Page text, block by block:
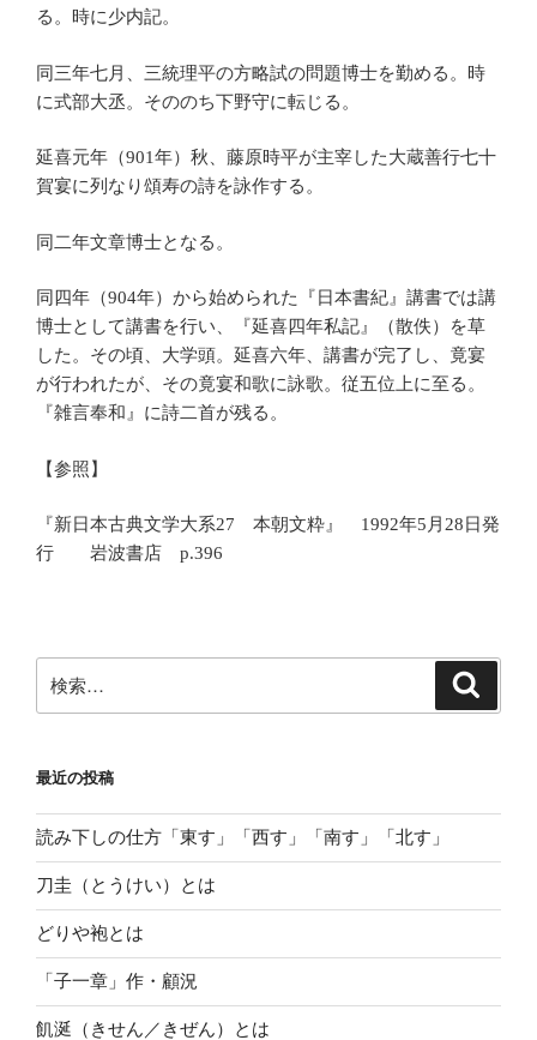
る。時に少内記。
同三年七月、三統理平の方略試の問題博士を勤める。時
に式部大丞。そののち下野守に転じる。
延喜元年（901年）秋、藤原時平が主宰した大蔵善行七十
賀宴に列なり頌寿の詩を詠作する。
同二年文章博士となる。
同四年（904年）から始められた『日本書紀』講書では講
博士として講書を行い、『延喜四年私記』（散佚）を草
した。その頃、大学頭。延喜六年、講書が完了し、竟宴
が行われたが、その竟宴和歌に詠歌。従五位上に至る。
『雑言奉和』に詩二首が残る。
【参照】
『新日本古典文学大系27 本朝文粋』 1992年5月28日発
行 岩波書店 p.396
索:
最近の投稿
読み下しの仕方「東す」「西す」「南す」「北す」
刀圭（とうけい）とは
どりや袍とは
「子一章」作・顧況
飢涎（きせん／きぜん）とは